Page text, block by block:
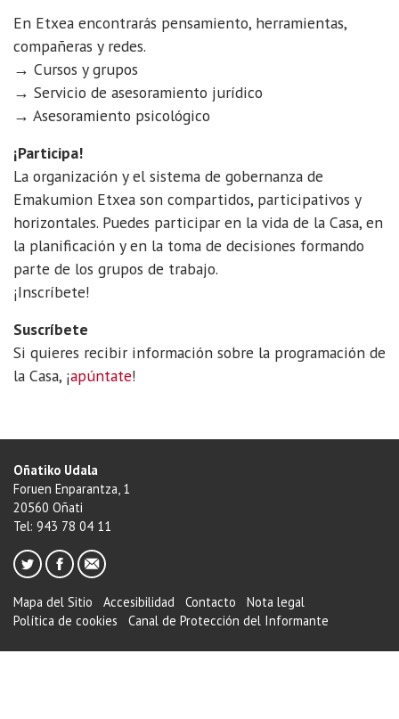
En Etxea encontrarás pensamiento, herramientas,
compañeras y redes.
→ Cursos y grupos
→ Servicio de asesoramiento jurídico
→ Asesoramiento psicológico
¡Participa!
La organización y el sistema de gobernanza de
Emakumion Etxea son compartidos, participativos y
horizontales. Puedes participar en la vida de la Casa, en
la planificación y en la toma de decisiones formando
parte de los grupos de trabajo.
¡Inscríbete!
Suscríbete
Si quieres recibir información sobre la programación de
la Casa, ¡apúntate!
Oñatiko Udala
Foruen Enparantza, 1
20560 Oñati
Tel: 943 78 04 11
Mapa del Sitio Accesibilidad Contacto
Nota legal
Política de cookies
Canal de Protección del Informante